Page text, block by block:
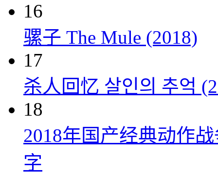
16
骡子 The Mule (2018)
17
杀人回忆 살인의 추억
18
2018年国产经典动作
字